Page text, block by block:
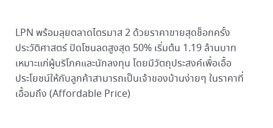
LPN พร้อมลุยตลาดไตรมาส 2 ด้วยราคาขายสุดช็อกครั้ง
ประวัติศาสตร์ ปิดโซนลดสูงสุด 50% เริ่มต้น 1.19 ล้านบาท
เหมาะแก่ผู้บริโภคและนักลงทุน โดยมีวัตถุประสงค์เพื่อเอื้อ
ประโยชน์ให้กับลูกค้าสามารถเป็นเจ้าของบ้านง่ายๆ ในราคาที่
เอื้อมถึง (Affordable Price)